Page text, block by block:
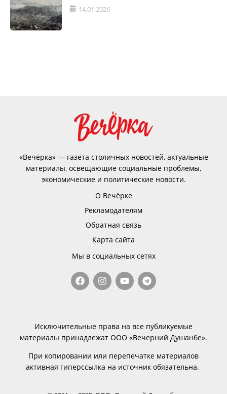
14.01.2026
«Вечёрка» — газета столичных новостей, актуальные
материалы, освещающие социальные проблемы,
экономические и политические новости.
О Вечёрке
Рекламодателям
Обратная связь
Карта сайта
Мы в социальных сетях
Исключительные права на все публикуемые
материалы принадлежат ООО «Вечерний Душанбе».
При копировании или перепечатке материалов
активная гиперссылка на источник обязательна.